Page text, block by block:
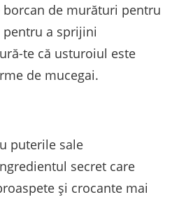
de murături pentru
a sprijini
te că usturoiul este
de mucegai.
puterile sale
secret care
și crocante mai